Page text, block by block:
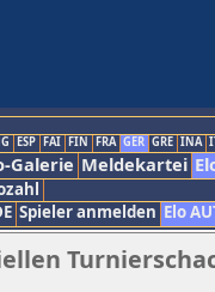
ESP FAI FIN FRA GER GRE INA
Galerie Meldekartei
Spieler anmelden Elo